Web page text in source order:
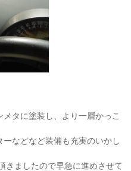
タに塗装し、より一層かっこ
などなど装備も充実のいかし
きましたので早急に進めさせて